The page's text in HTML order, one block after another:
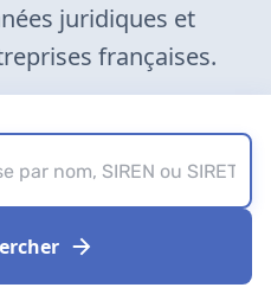
juridiques et
françaises.